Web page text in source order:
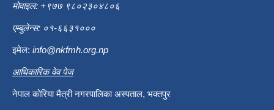
मोवाइल: +९७७ ९८०२३०४८०६
एम्बुलेन्स: ०१-६६३१०००
इमेल: info@nkfmh.org.np
आधिकारिक वेव पेज
नेपाल कोरिया मैत्री नगरपालिका अस्पताल, भक्तपुर